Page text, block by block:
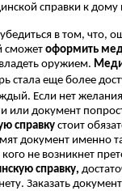
справки к дому
в том, что,
сможет оформить
оружием.
стала еще более
Если нет
или документ
справку стоит
документ именно
не возникнет
справку,
Заказать